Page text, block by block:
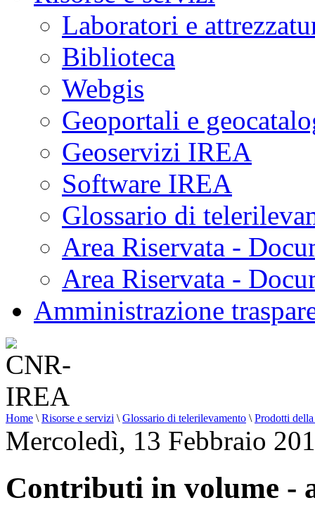
Laboratori e
Biblioteca
Webgis
Geoportali e
Geoservizi IREA
Software IREA
Glossario di
Area Riservata -
Area Riservata -
Amministrazione
Home \ Risorse e servizi \ Glossario di telerilevamento \ Prodotti
Mercoledì, 13 Febbraio
Contributi in volume -